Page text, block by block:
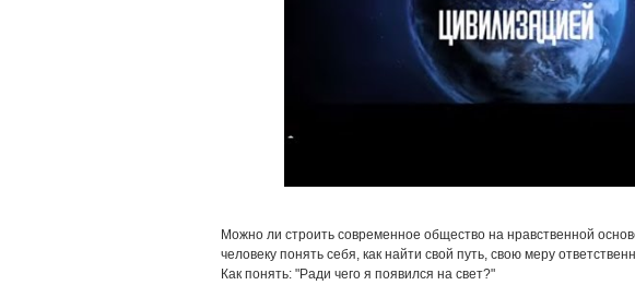
Можно ли строить современное общество на нравственной
человеку понять себя, как найти свой путь, свою меру
Как понять: "Ради чего я появился на свет?"